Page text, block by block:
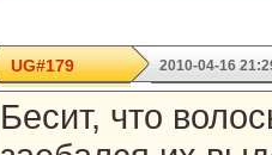
UG#179 2010-04-16
Бесит, что